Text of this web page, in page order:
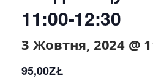
11:00-12:30
3 Жовтня, 2024 @
95,00ZŁ